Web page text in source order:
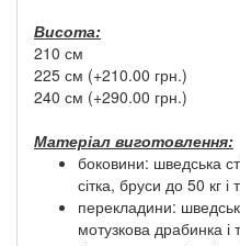
Висота:
210 см
225 см (+210.00 грн.)
240 см (+290.00 грн.)
Матеріал виготовлення:
боковини: шведська
сітка, бруси до 50 кг і
перекладини:
мотузкова драбинка і